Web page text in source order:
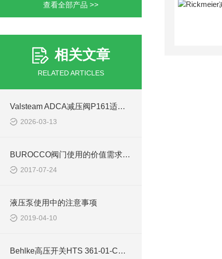
查看全部产品 >>
相关文章
RELATED ARTICLES
Valsteam ADCA减压阀P161适配锅炉蒸汽输送
2026-03-13
BUROCCO阀门使用的价值需求分析阐述
2017-07-24
液压泵使用中的注意事项
2019-04-10
Behlke高压开关HTS 361-01-C适用于静电脉冲控制